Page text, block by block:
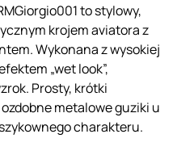
to stylowy,
krojem aviatora z
Wykonana z wysokiej
„wet look”,
Prosty, krótki
metalowe guziki u
charakteru.